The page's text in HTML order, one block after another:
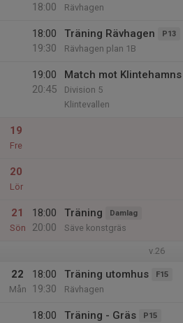
18:00
Rävhagen
18:00
19:30
Träning Rävhagen P13
Rävhagen plan 1B
19:00
20:45
Match mot Klintehamns
Division 5
Klintevallen
19
Fre
20
Lör
21
Sön
18:00
20:00
Träning Damlag
Säve konstgräs
v.26
22
Mån
18:00
19:30
Träning utomhus F15
Rävhagen
18:00
Träning - Gräs P15